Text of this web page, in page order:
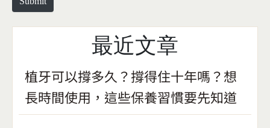
最近文章
植牙可以撐多久？撐得住十年嗎？想
長時間使用，這些保養習慣要先知道